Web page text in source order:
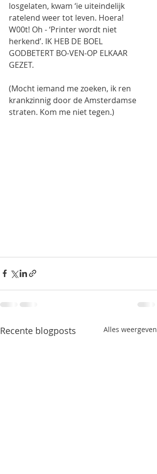
losgelaten, kwam ‘ie uiteindelijk
ratelend weer tot leven. Hoera!
W00t! Oh - ‘Printer wordt niet
herkend’. IK HEB DE BOEL
GODBETERT BO-VEN-OP ELKAAR
GEZET.
(Mocht iemand me zoeken, ik ren
krankzinnig door de Amsterdamse
straten. Kom me niet tegen.)
Recente blogposts Alles weergeven